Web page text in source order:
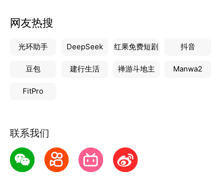
网友热搜
光环助手 DeepSeek 红果免费短剧 抖音
豆包 建行生活 禅游斗地主 Manwa2
FitPro
联系我们